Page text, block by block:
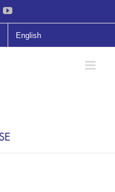
YouTube
English